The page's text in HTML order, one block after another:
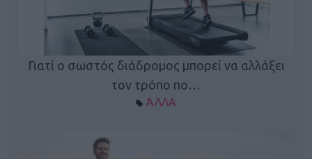
Γιατί ο σωστός διάδρομος μπορεί να αλλάξει
τον τρόπο πο…
ΆΛΛΑ